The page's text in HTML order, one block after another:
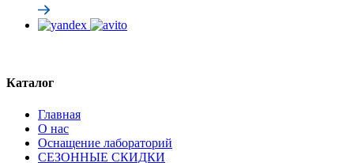
Каталог
Главная
О нас
Оснащение лабораторий
СЕЗОННЫЕ СКИДКИ